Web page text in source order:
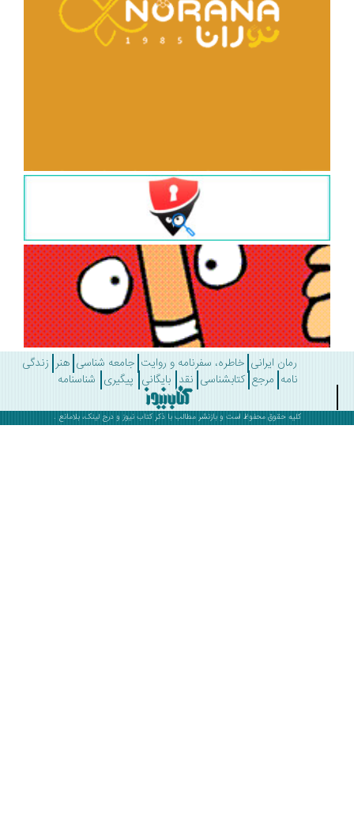
رمان ایرانی خاطره، سفرنامه و روایت جامعه شناسی هنر زندگی
مرجع کتابشناسی نقد بایگانی پیگیری شناسنامه
کلیه حقوق محفوظ است و بازنشر مطالب با ذکرکتاب نیوزو درج لینک، بلامانع .